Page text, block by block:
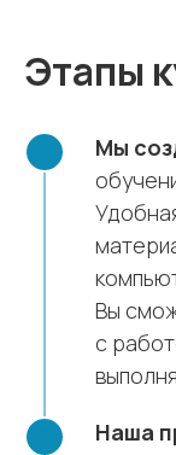
Этапы
Мы
Вы
с
Наша